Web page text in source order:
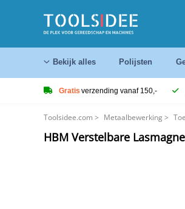
Bekijk alles Polijsten
Gratis verzending vanaf 150,-
Toolsidee.com > Metaalbewerking >
HBM Verstelbare